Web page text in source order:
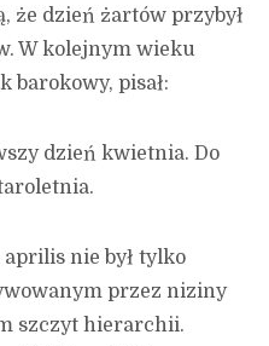
że dzień żartów przybył
W kolejnym wieku
barokowy, pisał:
dzień kwietnia. Do
nie był tylko
przez niziny
szczyt hierarchii.